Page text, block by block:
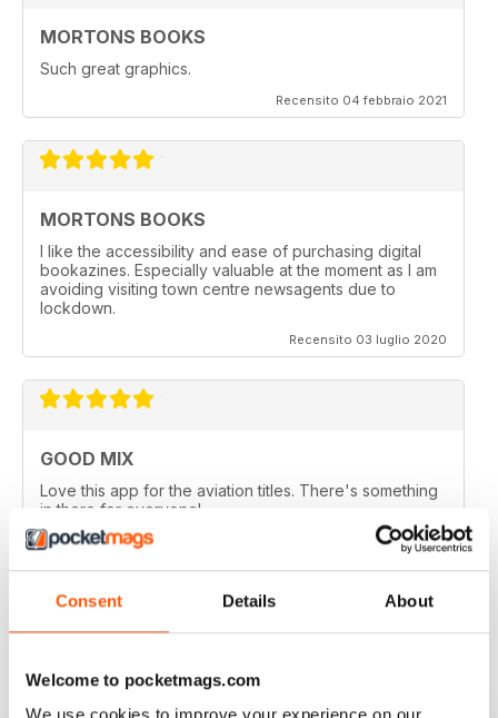
Consent Details About
Welcome to pocketmags.com
MORTONS BOOKS
Such great graphics.
Recensito 04 febbraio 2021
MORTONS BOOKS
I like the accessibility and ease of purchasing digital
bookazines. Especially valuable at the moment as I am
avoiding visiting town centre newsagents due to
lockdown.
Recensito 03 luglio 2020
GOOD MIX
Love this app for the aviation titles. There's something
in there for everyone!
Recensito 24 marzo 2020
Great Bookzines and App have just got the Carrier
Strike paper edition, looking to add digital editions